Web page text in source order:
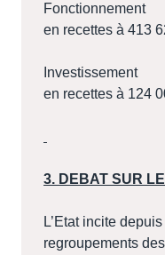
Fonctionnement
en recettes à 413
Investissement
en recettes à 124
3. DEBAT SUR
L’Etat incite
regroupements